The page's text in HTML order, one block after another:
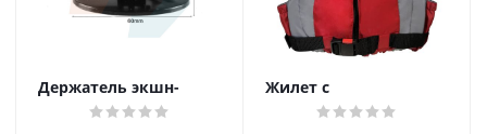
Держатель экшн-
камеры " Camera
Жилет с
пенопластовыми